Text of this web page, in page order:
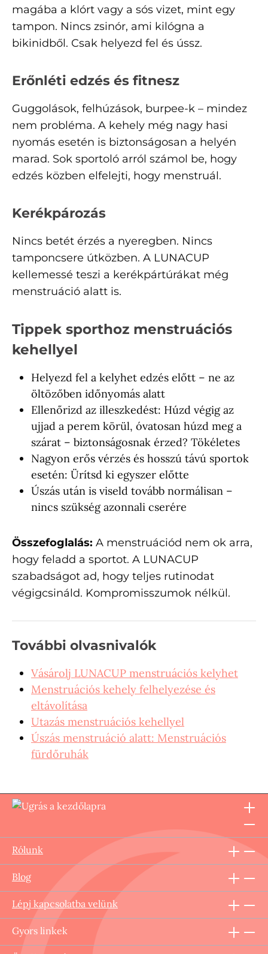
magába a klórt vagy a sós vizet, mint egy
tampon. Nincs zsinór, ami kilógna a
bikinidből. Csak helyezd fel és ússz.
Erőnléti edzés és fitnesz
Guggolások, felhúzások, burpee-k – mindez
nem probléma. A kehely még nagy hasi
nyomás esetén is biztonságosan a helyén
marad. Sok sportoló arról számol be, hogy
edzés közben elfelejti, hogy menstruál.
Kerékpározás
Nincs betét érzés a nyeregben. Nincs
tamponcsere útközben. A LUNACUP
kellemessé teszi a kerékpártúrákat még
menstruáció alatt is.
Tippek sporthoz menstruációs
kehellyel
Helyezd fel a kelyhet edzés előtt – ne az
öltözőben időnyomás alatt
Ellenőrizd az illeszkedést: Húzd végig az
ujjad a perem körül, óvatosan húzd meg a
szárat – biztonságosnak érzed? Tökéletes
Nagyon erős vérzés és hosszú távú sportok
esetén: Ürítsd ki egyszer előtte
Úszás után is viseld tovább normálisan –
nincs szükség azonnali cserére
Összefoglalás: A menstruációd nem ok arra,
hogy feladd a sportot. A LUNACUP
szabadságot ad, hogy teljes rutinodat
végigcsináld. Kompromisszumok nélkül.
További olvasnivalók
Vásárolj LUNACUP menstruációs kelyhet
Menstruációs kehely felhelyezése és
eltávolítása
Utazás menstruációs kehellyel
Úszás menstruáció alatt: Menstruációs
fürdőruhák
Rólunk
Blog
Lépj kapcsolatba velünk
Gyors linkek